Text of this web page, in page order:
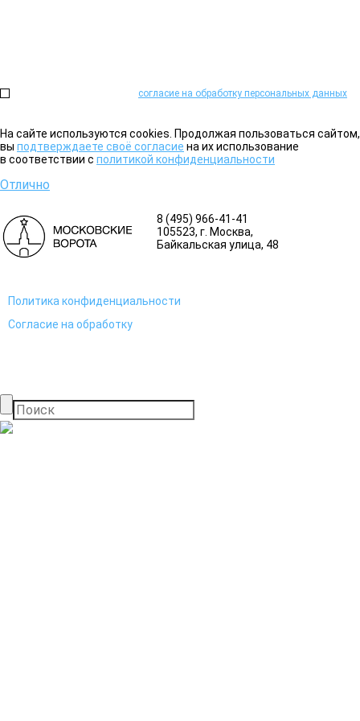
согласие на обработку персональных данных
На сайте используются cookies. Продолжая пользоваться сайтом,
вы подтверждаете своё согласие на их использование
в соответствии с политикой конфиденциальности
Отлично
8 (495) 966-41-41
105523, г. Москва,
Байкальская улица, 48
Политика конфиденциальности
Согласие на обработку